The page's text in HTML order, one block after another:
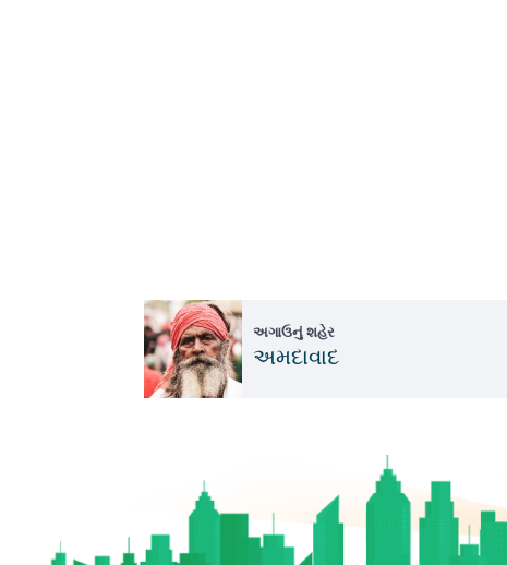
અગાઉનું શહેર
અમદાવાદ